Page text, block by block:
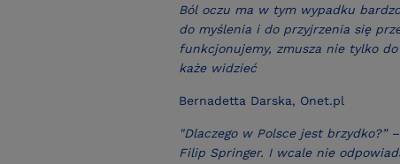
Ból oczu ma w tym wypadku
do myślenia i do przyjrzenia się
funkcjonujemy, zmusza nie tylko
każe widzieć
Bernadetta Darska, Onet.pl
"Dlaczego w Polsce jest brzydko?”
Filip Springer. I wcale nie